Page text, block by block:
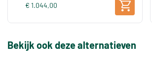
€ 1.044,00
Bekijk ook deze alternatieven